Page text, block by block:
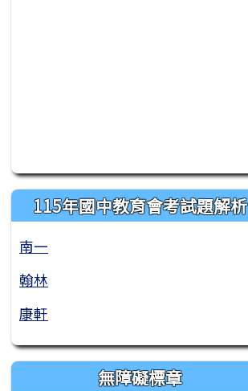
115年國中教育會考試題解析
南一
翰林
康軒
無障礙標章